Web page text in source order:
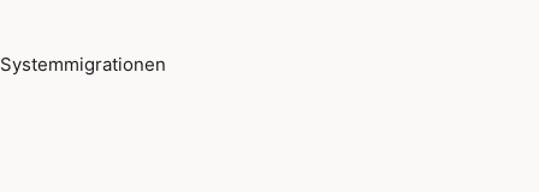
Systemmigrationen